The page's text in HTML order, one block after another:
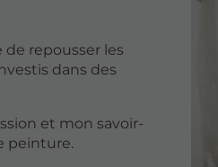
de repousser les
dans des
et mon savoir-
peinture.